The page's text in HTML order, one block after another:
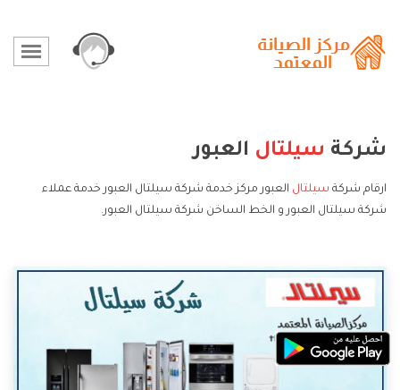
شركة سيلتال العبور
ارقام شركة سيلتال العبور مركز خدمة شركة سيلتال العبور خدمة عملاء
شركة سيلتال العبور و الخط الساخن شركة سيلتال العبور.